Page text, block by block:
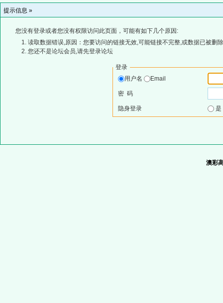
提示信息 »
您没有登录或者您没有权限访问此页面，可能有如下几个原因:
读取数据错误,原因：您要访问的链接无效,可能链接不完整,或数据已被删
您还不是论坛会员,请先登录论坛
登录
用户名
Email
密 码
隐身登录
澳彩